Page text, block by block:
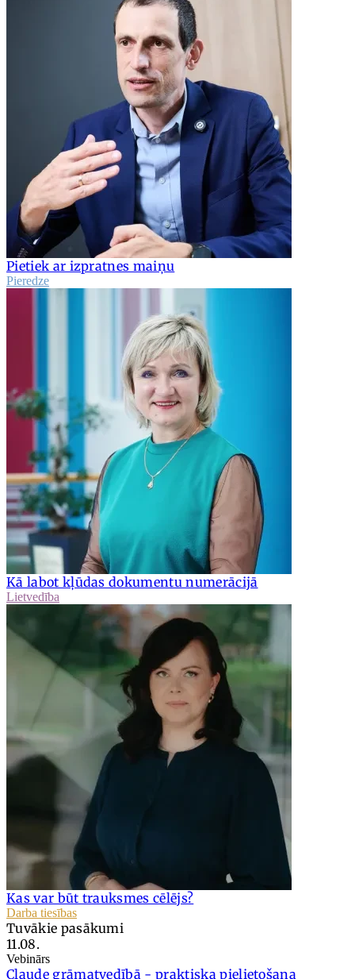
Pietiek ar izpratnes maiņu
Pieredze
Kā labot kļūdas dokumentu numerācijā
Lietvedība
Kas var būt trauksmes cēlējs?
Darba tiesības
Tuvākie pasākumi
11.08.
Vebinārs
Claude grāmatvedībā - praktiska pielietošana